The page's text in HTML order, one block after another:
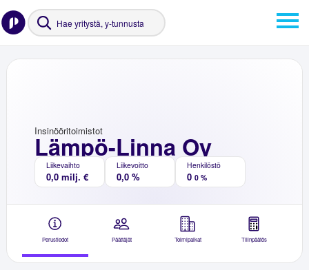
Lämpö-Linna Oy
Insinööritoimistot
Liikevaihto
0,0 milj. €
Liikevoitto
0,0 %
Henkilöstö
0 0 %
Perustiedot Päättäjät Toimipaikat Tilinpäätös